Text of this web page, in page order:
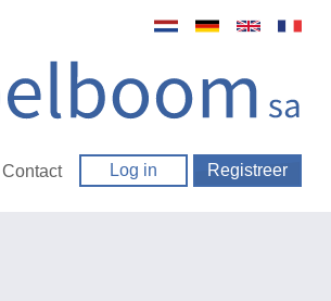
Contact Log in Registreer